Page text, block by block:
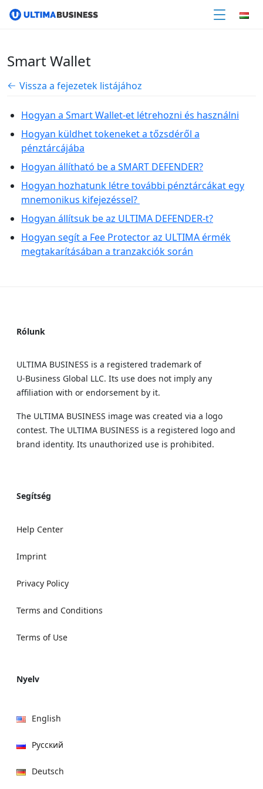
Smart Wallet
Vissza a fejezetek listájához
Hogyan a Smart Wallet-et létrehozni és használni
Hogyan küldhet tokeneket a tőzsdéről a
pénztárcájába
Hogyan állítható be a SMART DEFENDER?
Hogyan hozhatunk létre további pénztárcákat egy
mnemonikus kifejezéssel?
Hogyan állítsuk be az ULTIMA DEFENDER-t?
Hogyan segít a Fee Protector az ULTIMA érmék
megtakarításában a tranzakciók során
Rólunk
ULTIMA BUSINESS is a registered trademark of
U‑Business Global LLC. Its use does not imply any
affiliation with or endorsement by it.
The ULTIMA BUSINESS image was created via a logo
contest. The ULTIMA BUSINESS is a registered logo and
brand identity. Its unauthorized use is prohibited.
Segítség
Help Center
Imprint
Privacy Policy
Terms and Conditions
Terms of Use
Nyelv
English
Русский
Deutsch